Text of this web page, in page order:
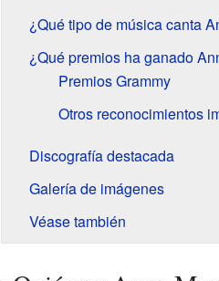
¿Qué tipo de música canta
¿Qué premios ha ganado
Premios Grammy
Otros reconocimientos
Discografía destacada
Galería de imágenes
Véase también